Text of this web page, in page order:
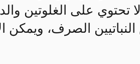
تحتوي على الغلوتين
الصرف، ويمكن